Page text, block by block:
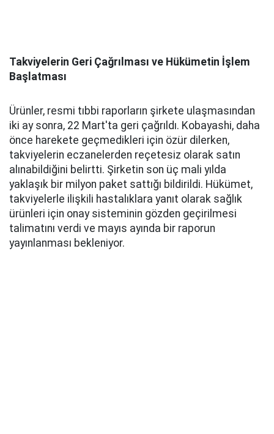
Takviyelerin Geri Çağrılması ve Hükümetin İşlem
Başlatması
Ürünler, resmi tıbbi raporların şirkete ulaşmasından
iki ay sonra, 22 Mart'ta geri çağrıldı. Kobayashi, daha
önce harekete geçmedikleri için özür dilerken,
takviyelerin eczanelerden reçetesiz olarak satın
alınabildiğini belirtti. Şirketin son üç mali yılda
yaklaşık bir milyon paket sattığı bildirildi. Hükümet,
takviyelerle ilişkili hastalıklara yanıt olarak sağlık
ürünleri için onay sisteminin gözden geçirilmesi
talimatını verdi ve mayıs ayında bir raporun
yayınlanması bekleniyor.